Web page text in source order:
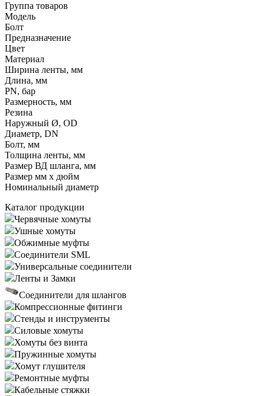
Группа товаров
Модель
Болт
Предназначение
Цвет
Материал
Ширина ленты, мм
Длина, мм
PN, бар
Размерность, мм
Резина
Наружный Ø, OD
Диаметр, DN
Болт, мм
Толщина ленты, мм
Размер ВД шланга, мм
Размер мм x дюйм
Номинальный диаметр
Каталог продукции
Червячные хомуты
Ушные хомуты
Обжимные муфты
Соединители SML
Универсальные соединители
Ленты и Замки
Соединители для шлангов
Компрессионные фитинги
Стенды и инструменты
Силовые хомуты
Хомуты без винта
Пружинные хомуты
Хомут глушителя
Ремонтные муфты
Кабельные стяжки